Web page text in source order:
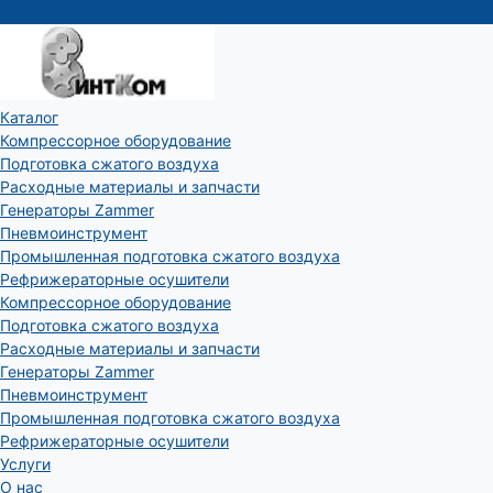
Каталог
Компрессорное оборудование
Подготовка сжатого воздуха
Расходные материалы и запчасти
Генераторы Zammer
Пневмоинструмент
Промышленная подготовка сжатого воздуха
Рефрижераторные осушители
Компрессорное оборудование
Подготовка сжатого воздуха
Расходные материалы и запчасти
Генераторы Zammer
Пневмоинструмент
Промышленная подготовка сжатого воздуха
Рефрижераторные осушители
Услуги
О нас